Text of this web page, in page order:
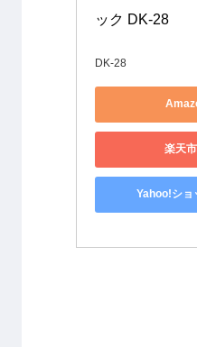
ック DK-28
DK-28
楽天
Yahoo!ショ